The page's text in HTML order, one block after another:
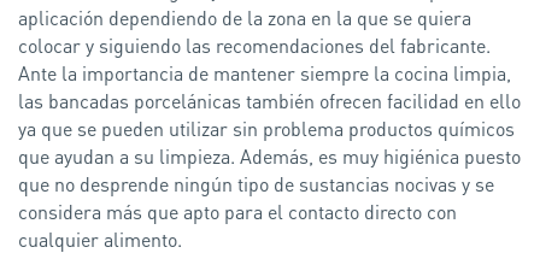
aplicación dependiendo de la zona en la que se quiera
colocar y siguiendo las recomendaciones del fabricante.
Ante la importancia de mantener siempre la cocina limpia,
las bancadas porcelánicas también ofrecen facilidad en ello
ya que se pueden utilizar sin problema productos químicos
que ayudan a su limpieza. Además, es muy higiénica puesto
que no desprende ningún tipo de sustancias nocivas y se
considera más que apto para el contacto directo con
cualquier alimento.